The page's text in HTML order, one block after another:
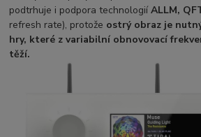
podtrhuje i podpora technologiíALLM,
refresh rate), protože ostrý obraz je
hry, které z variabilní obnovovací
těží.